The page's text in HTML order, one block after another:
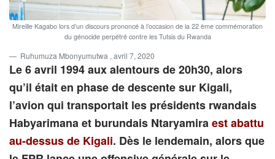
Mireille Kagabo lors d’un discours prononcé à l’occasion de la 22 ème commémoration
du génocide perpétré contre les Tutsis du Rwanda
Ruhumuza Mbonyumutwa , avril 7, 2020
Le 6 avril 1994 aux alentours de 20h30, alors
qu’il était en phase de descente sur Kigali,
l’avion qui transportait les présidents rwandais
Habyarimana et burundais Ntaryamiraest abattu
au-dessus de Kigali. Dès le lendemain, alors que